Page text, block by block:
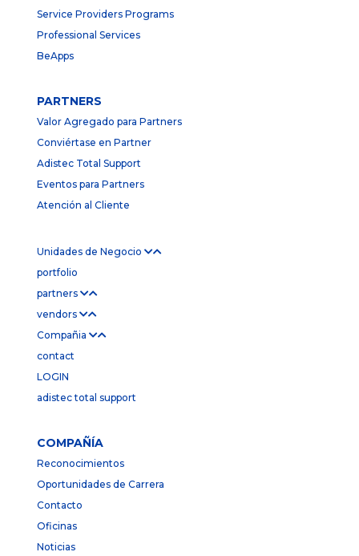
Service Providers Programs
Professional Services
BeApps
PARTNERS
Valor Agregado para Partners
Conviértase en Partner
Adistec Total Support
Eventos para Partners
Atención al Cliente
Unidades de Negocio
portfolio
partners
vendors
Compañia
contact
LOGIN
adistec total support
COMPAÑÍA
Reconocimientos
Oportunidades de Carrera
Contacto
Oficinas
Noticias